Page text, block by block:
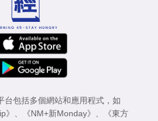
台包括多個網站和應用程式，如
》 、 《NM+新Monday》 、
《東方